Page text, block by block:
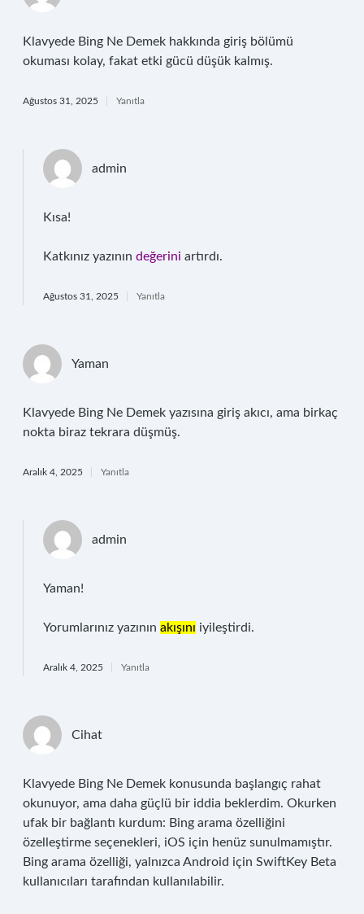
Klavyede Bing Ne Demek hakkında giriş bölümü
okuması kolay, fakat etki gücü düşük kalmış.
Ağustos 31, 2025 Yanıtla
admin
Kısa!
Katkınız yazının değerini artırdı.
Ağustos 31, 2025 Yanıtla
Yaman
Klavyede Bing Ne Demek yazısına giriş akıcı, ama birkaç
nokta biraz tekrara düşmüş.
Aralık 4, 2025 Yanıtla
admin
Yaman!
Yorumlarınız yazının akışını iyileştirdi.
Aralık 4, 2025 Yanıtla
Cihat
Klavyede Bing Ne Demek konusunda başlangıç rahat
okunuyor, ama daha güçlü bir iddia beklerdim. Okurken
ufak bir bağlantı kurdum: Bing arama özelliğini
özelleştirme seçenekleri, iOS için henüz sunulmamıştır.
Bing arama özelliği, yalnızca Android için SwiftKey Beta
kullanıcıları tarafından kullanılabilir.